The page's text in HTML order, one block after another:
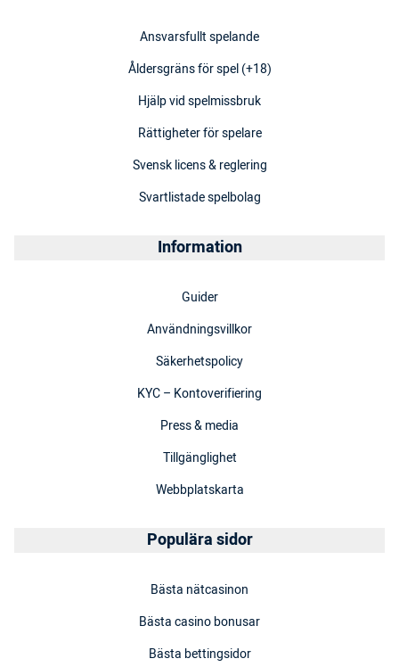
Ansvarsfullt spelande
Åldersgräns för spel (+18)
Hjälp vid spelmissbruk
Rättigheter för spelare
Svensk licens & reglering
Svartlistade spelbolag
Information
Guider
Användningsvillkor
Säkerhetspolicy
KYC – Kontoverifiering
Press & media
Tillgänglighet
Webbplatskarta
Populära sidor
Bästa nätcasinon
Bästa casino bonusar
Bästa bettingsidor